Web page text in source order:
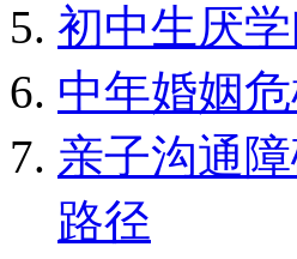
初中生厌
中年婚姻
亲子沟通
路径